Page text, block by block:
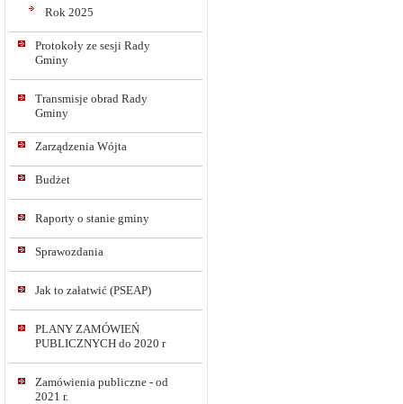
Rok 2025
Protokoły ze sesji Rady
Gminy
Transmisje obrad Rady
Gminy
Zarządzenia Wójta
Budżet
Raporty o stanie gminy
Sprawozdania
Jak to załatwić (PSEAP)
PLANY ZAMÓWIEŃ
PUBLICZNYCH do 2020 r
Zamówienia publiczne - od
2021 r.